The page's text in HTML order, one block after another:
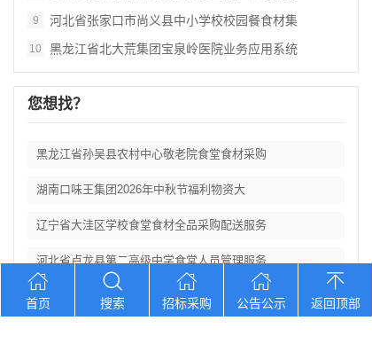
9 河北省张家口市尚义县中小学校校园餐食材集
10 黑龙江省北大荒集团宝泉岭医院业务应用系统
您想找？
黑龙江省孙吴县农村中心敬老院食堂食材采购
湖南口味王集团2026年中秋节福利物资大
辽宁省大洼区学校食堂食材全品采购配送服务
河北省卢龙县第二高级中学食堂人员管理服务
辽宁连山铝业（集团）有限公司会计外包服务
首页 搜索 招标采购 公告公示 返回顶部